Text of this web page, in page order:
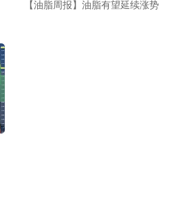
【油脂周报】油脂有望延续涨势